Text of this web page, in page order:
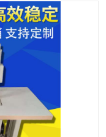
声波打片成型机
品成型机